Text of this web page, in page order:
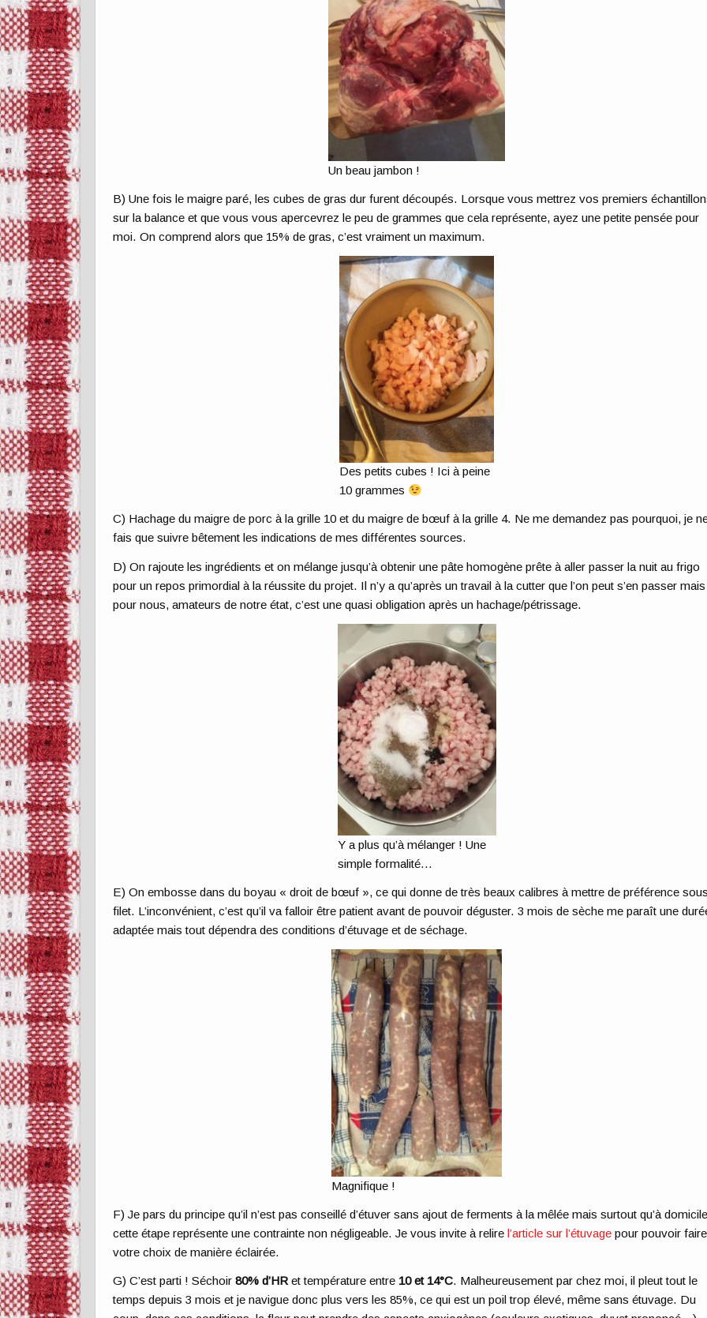
Un beau jambon !
B) Une fois le maigre paré, les cubes de gras dur furent découpés. Lorsque vous mettrez vos premiers
sur la balance et que vous vous apercevrez le peu de grammes que cela représente, ayez une petite pensée pour
moi. On comprend alors que 15% de gras, c’est vraiment un maximum.
Des petits cubes ! Ici à peine
10 grammes
C) Hachage du maigre de porc à la grille 10 et du maigre de bœuf à la grille 4. Ne me demandez pas pourquoi, je
fais que suivre bêtement les indications de mes différentes sources.
D) On rajoute les ingrédients et on mélange jusqu’à obtenir une pâte homogène prête à aller passer la nuit au frigo
pour un repos primordial à la réussite du projet. Il n’y a qu’après un travail à la cutter que l’on peut s’en passer mais
pour nous, amateurs de notre état, c’est une quasi obligation après un hachage/pétrissage.
Y a plus qu’à mélanger ! Une
simple formalité…
E) On embosse dans du boyau « droit de bœuf », ce qui donne de très beaux calibres à mettre de préférence
filet. L’inconvénient, c’est qu’il va falloir être patient avant de pouvoir déguster. 3 mois de sèche me paraît une
adaptée mais tout dépendra des conditions d’étuvage et de séchage.
Magnifique !
F) Je pars du principe qu’il n’est pas conseillé d’étuver sans ajout de ferments à la mêlée mais surtout qu’à
cette étape représente une contrainte non négligeable. Je vous invite à relirel’article sur l’étuvage pour pouvoir faire
votre choix de manière éclairée.
G) C’est parti ! Séchoir80% d’HR et température entre 10 et 14°C. Malheureusement par chez moi, il pleut tout le
temps depuis 3 mois et je navigue donc plus vers les 85%, ce qui est un poil trop élevé, même sans étuvage. Du